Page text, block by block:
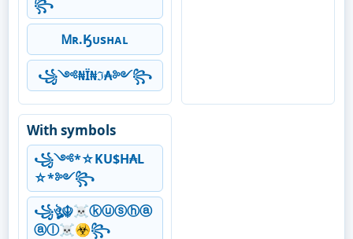
꧂
Ꮇʀ.Ӄᴜsʜᴀʟ
꧁༺₦Ї₦ℑ₳༻꧂
With symbols
꧁༺*☆KU$H₳L
☆*༻꧂
꧁ঔৣ☬☠ⓚⓤⓢⓗⓐ
ⓐⓛ☠☣꧂